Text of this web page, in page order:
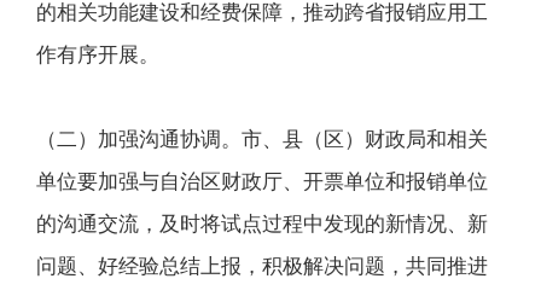
的相关功能建设和经费保障，推动跨省报销应用工
作有序开展。
（二）加强沟通协调。市、县（区）财政局和相关
单位要加强与自治区财政厅、开票单位和报销单位
的沟通交流，及时将试点过程中发现的新情况、新
问题、好经验总结上报，积极解决问题，共同推进